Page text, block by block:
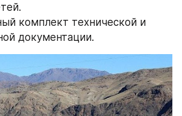
комплект технической и
документации.